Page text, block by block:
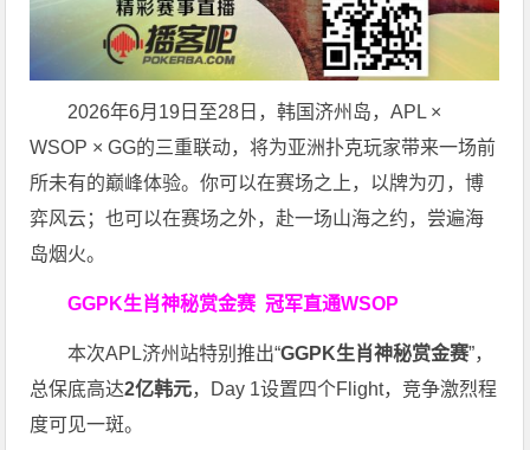
2026年6月19日至28日，韩国济州岛，APL ×
WSOP × GG的三重联动，将为亚洲扑克玩家带来一场前
所未有的巅峰体验。你可以在赛场之上，以牌为刃，博
弈风云；也可以在赛场之外，赴一场山海之约，尝遍海
岛烟火。
GGPK生肖神秘赏金赛冠军直通WSOP
本次APL济州站特别推出“GGPK生肖神秘赏金赛”，
总保底高达2亿韩元，Day 1设置四个Flight，竞争激烈程
度可见一斑。